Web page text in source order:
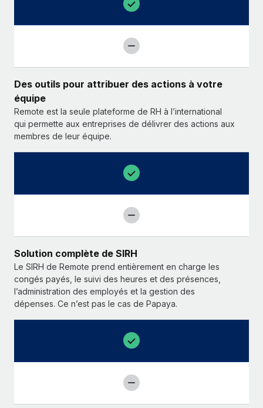
Des outils pour attribuer des actions à votre
équipe
Remote est la seule plateforme de RH à l’international
qui permette aux entreprises de délivrer des actions aux
membres de leur équipe.
Solution complète de SIRH
Le SIRH de Remote prend entièrement en charge les
congés payés, le suivi des heures et des présences,
l’administration des employés et la gestion des
dépenses. Ce n’est pas le cas de Papaya.